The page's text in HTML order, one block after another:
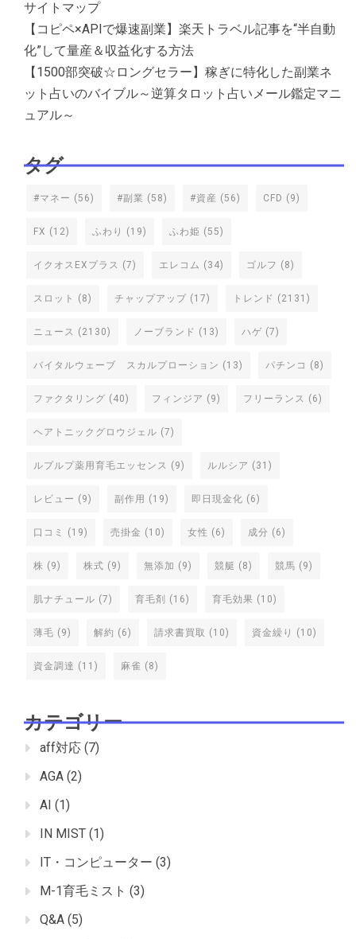
サイトマップ
【コピペ×APIで爆速副業】楽天トラベル記事を“半自動
化”して量産＆収益化する方法
【1500部突破☆ロングセラー】稼ぎに特化した副業ネ
ット占いのバイブル～逆算タロット占いメール鑑定マニ
ュアル～
タグ
#マネー (56) #副業 (58) #資産 (56) CFD (9)
FX (12) ふわり (19) ふわ姫 (55)
イクオスEXプラス (7) エレコム (34) ゴルフ (8)
スロット (8) チャップアップ (17) トレンド (2131)
ニュース (2130) ノーブランド (13) ハゲ (7)
バイタルウェーブ スカルプローション (13) パチンコ (8)
ファクタリング (40) フィンジア (9) フリーランス (6)
ヘアトニックグロウジェル (7)
ルプルプ薬用育毛エッセンス (9) ルルシア (31)
レビュー (9) 副作用 (19) 即日現金化 (6)
口コミ (19) 売掛金 (10) 女性 (6) 成分 (6)
株 (9) 株式 (9) 無添加 (9) 競艇 (8) 競馬 (9)
肌ナチュール (7) 育毛剤 (16) 育毛効果 (10)
薄毛 (9) 解約 (6) 請求書買取 (10) 資金繰り (10)
資金調達 (11) 麻雀 (8)
カテゴリー
aff対応 (7)
AGA (2)
AI (1)
IN MIST (1)
IT・コンピューター (3)
M-1育毛ミスト (3)
Q&A (5)